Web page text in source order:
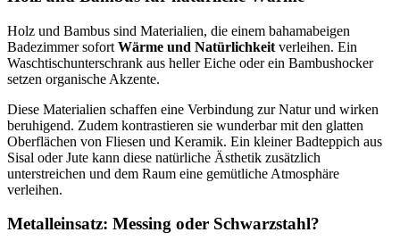
Holz und Bambus sind Materialien, die einem bahamabeigen
Badezimmer sofort Wärme und Natürlichkeit verleihen. Ein
Waschtischunterschrank aus heller Eiche oder ein Bambushocker
setzen organische Akzente.
Diese Materialien schaffen eine Verbindung zur Natur und wirken
beruhigend. Zudem kontrastieren sie wunderbar mit den glatten
Oberflächen von Fliesen und Keramik. Ein kleiner Badteppich aus
Sisal oder Jute kann diese natürliche Ästhetik zusätzlich
unterstreichen und dem Raum eine gemütliche Atmosphäre
verleihen.
Metalleinsatz: Messing oder Schwarzstahl?